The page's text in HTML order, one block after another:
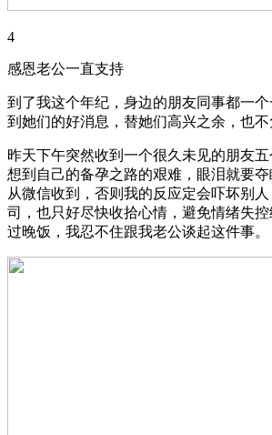
4
感恩老公一直支持
到了我这个年纪，身边的朋友同事都一
到她们的好消息，替她们高兴之余，也不
昨天下午突然收到一个很久未见的朋友
想到自己的备孕之路的艰难，眼泪就要
从微信收到，否则我的反应定会吓坏别
司，也只好尽快收拾心情，避免情绪失
过晚饭，我忍不住跟我老公谈起这件事。